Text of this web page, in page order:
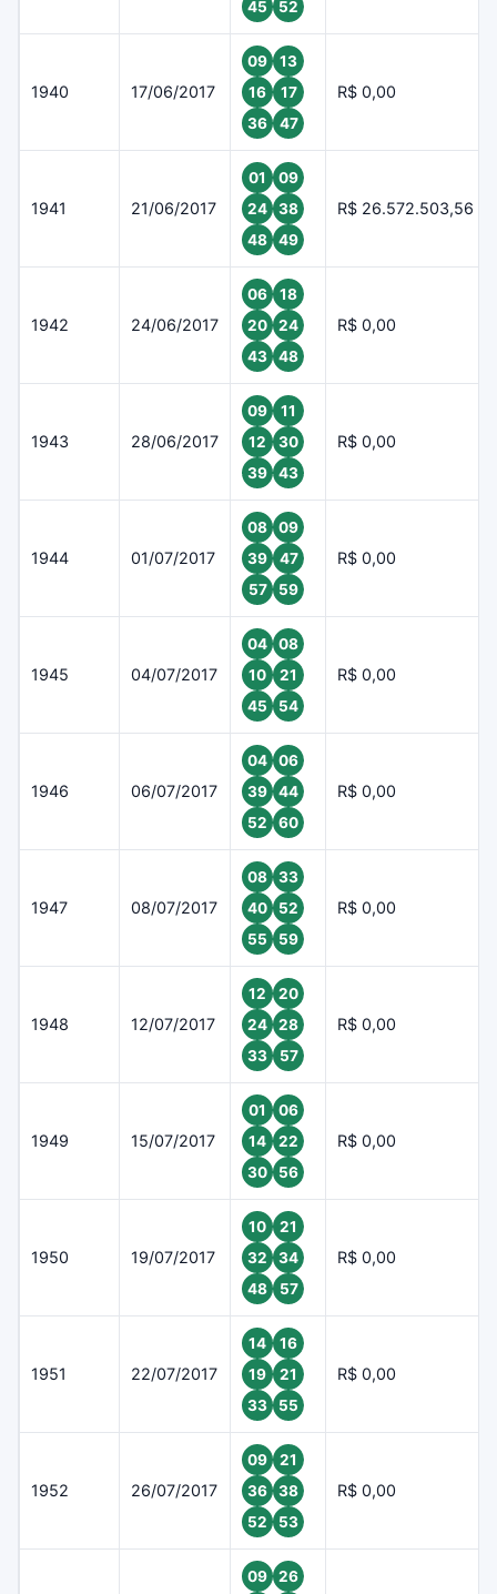
45 52
1940 17/06/2017
09
13
16
17
36
47
R$ 0,00
1941 21/06/2017
01
09
24
38
48
49
R$ 26.572.503,56
1942 24/06/2017
06
18
20
24
43
48
R$ 0,00
1943 28/06/2017
09
11
12
30
39
43
R$ 0,00
1944 01/07/2017
08
09
39
47
57
59
R$ 0,00
1945 04/07/2017
04
08
10
21
45
54
R$ 0,00
1946 06/07/2017
04
06
39
44
52
60
R$ 0,00
1947 08/07/2017
08
33
40
52
55
59
R$ 0,00
1948 12/07/2017
12
20
24
28
33
57
R$ 0,00
1949 15/07/2017
01
06
14
22
30
56
R$ 0,00
1950 19/07/2017
10
21
32
34
48
57
R$ 0,00
1951 22/07/2017
14
16
19
21
33
55
R$ 0,00
1952 26/07/2017
09
21
36
38
52
53
R$ 0,00
09
26